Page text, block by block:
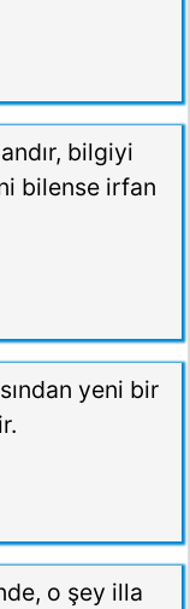
bilgiyi
bilense irfan
yeni bir
o şey illa